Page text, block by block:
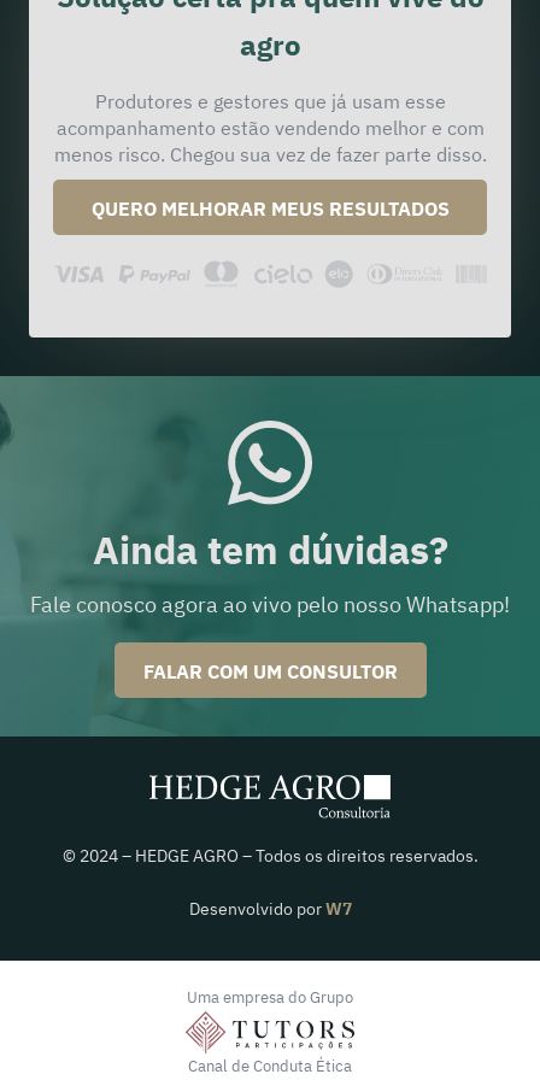
agro
Produtores e gestores que já usam esse
acompanhamento estão vendendo melhor e com
menos risco. Chegou sua vez de fazer parte disso.
QUERO MELHORAR MEUS RESULTADOS
Ainda tem dúvidas?
Fale conosco agora ao vivo pelo nosso Whatsapp!
FALAR COM UM CONSULTOR
© 2024 – HEDGE AGRO – Todos os direitos reservados.
Desenvolvido porW7
Uma empresa do Grupo
Canal de Conduta Ética